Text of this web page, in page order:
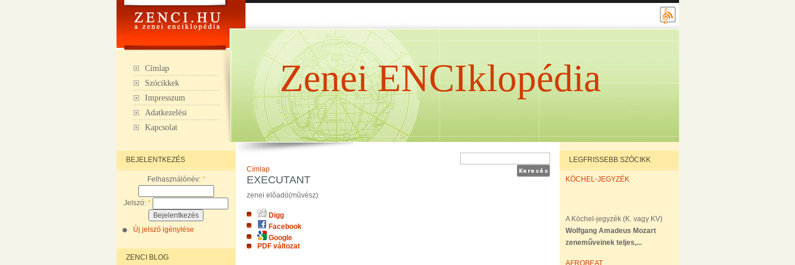
Címlap
Szócikkek
Impresszum
Adatkezelési
Kapcsolat
Zenei ENCIklopédia
BEJELENTKEZÉS
Felhasználónév: *
Jelszó: *
Új jelszó igénylése
ZENCI BLOG
Címlap
EXECUTANT
zenei elõadó(mûvész)
Digg
Facebook
Google
PDF változat
LEGFRISSEBB SZÓCIKK
KÖCHEL-JEGYZÉK
A Köchel-jegyzék (K. vagy KV)
Wolfgang Amadeus Mozart
zeneműveinek teljes,...
AFROBEAT